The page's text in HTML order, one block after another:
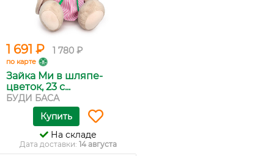
1 691 ₽ 1 780 ₽
по карте
Зайка Ми в шляпе-
цветок, 23 с...
БУДИ БАСА
Купить
На складе
Дата доставки: 14 августа